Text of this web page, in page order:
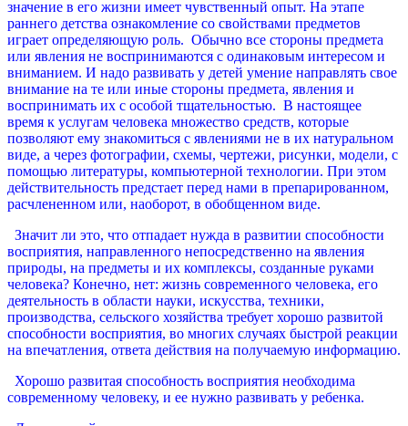
значение в его жизни имеет чувственный опыт. На этапе
раннего детства ознакомление со свойствами предметов
играет определяющую роль. Обычно все стороны предмета
или явления не воспринимаются с одинаковым интересом и
вниманием. И надо развивать у детей умение направлять свое
внимание на те или иные стороны предмета, явления и
воспринимать их с особой тщательностью. В настоящее
время к услугам человека множество средств, которые
позволяют ему знакомиться с явлениями не в их натуральном
виде, а через фотографии, схемы, чертежи, рисунки, модели, с
помощью литературы, компьютерной технологии. При этом
действительность предстает перед нами в препарированном,
расчлененном или, наоборот, в обобщенном виде.
Значит ли это, что отпадает нужда в развитии способности
восприятия, направленного непосредственно на явления
природы, на предметы и их комплексы, созданные руками
человека? Конечно, нет: жизнь современного человека, его
деятельность в области науки, искусства, техники,
производства, сельского хозяйства требует хорошо развитой
способности восприятия, во многих случаях быстрой реакции
на впечатления, ответа действия на получаемую информацию.
Хорошо развитая способность восприятия необходима
современному человеку, и ее нужно развивать у ребенка.